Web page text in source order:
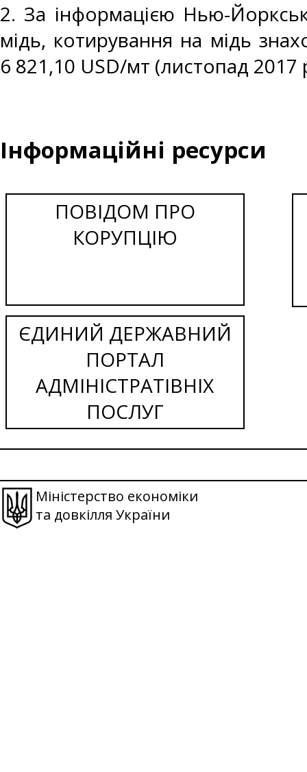
2. За інформацією Нью-
мідь, котирування на мідь
6 821,10 USD/мт (листопад 2017
Інформаційні ресурси
ПОВІДОМ ПРО
КОРУПЦІЮ
ЄДИНИЙ ДЕРЖАВНИЙ
ПОРТАЛ
АДМІНІСТРАТІВНІХ
ПОСЛУГ
Міністерство економіки
та довкілля України